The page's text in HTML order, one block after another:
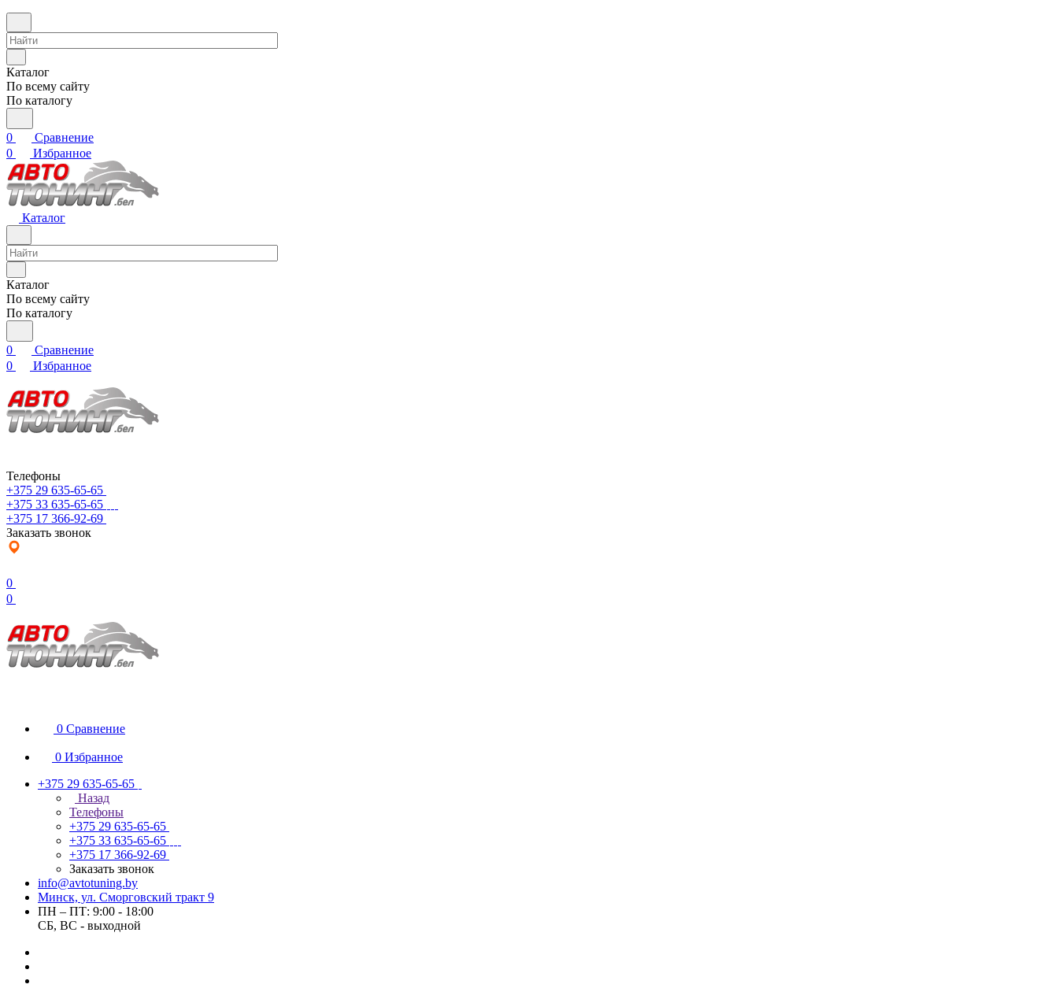
Каталог
По всему сайту
По каталогу
0
Сравнение
0
Избранное
Каталог
Каталог
По всему сайту
По каталогу
0
Сравнение
0
Избранное
Телефоны
+375 29 635-65-65
+375 33 635-65-65
+375 17 366-92-69
Заказать звонок
0
0
0 Сравнение
0 Избранное
+375 29 635-65-65
Назад
Телефоны
+375 29 635-65-65
+375 33 635-65-65
+375 17 366-92-69
Заказать звонок
info@avtotuning.by
Минск, ул. Сморговский тракт 9
ПН – ПТ: 9:00 - 18:00
СБ, ВС - выходной